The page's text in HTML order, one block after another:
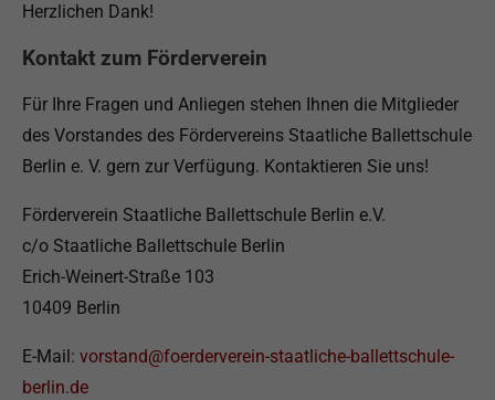
Herzlichen Dank!
Kontakt zum Förderverein
Für Ihre Fragen und Anliegen stehen Ihnen die Mitglieder
des Vorstandes des Fördervereins Staatliche Ballettschule
Berlin e. V. gern zur Verfügung. Kontaktieren Sie uns!
Förderverein Staatliche Ballettschule Berlin e.V.
c/o Staatliche Ballettschule Berlin
Erich-Weinert-Straße 103
10409 Berlin
E-Mail: vorstand@foerderverein-staatliche-ballettschule-
berlin.de